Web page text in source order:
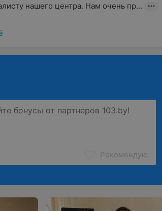
нашего центра. Нам очень пр...
Рекомендую